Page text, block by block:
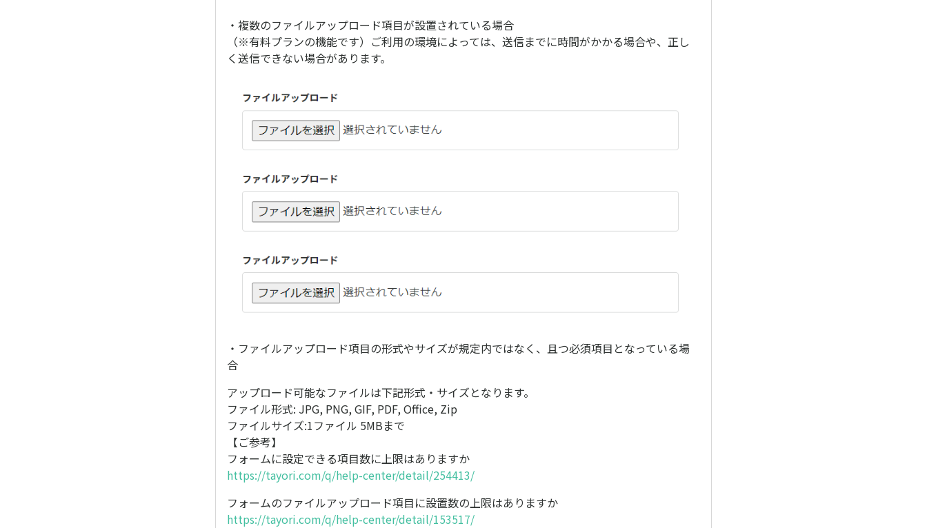
・複数のファイルアップロード項目が設置されている場合
（※有料プランの機能です）ご利用の環境によっては、送信までに時間がかかる場合や、正し
く送信できない場合があります。
・ファイルアップロード項目の形式やサイズが規定内ではなく、且つ必須項目となっている場
合
アップロード可能なファイルは下記形式・サイズとなります。
ファイル形式: JPG, PNG, GIF, PDF, Office, Zip
ファイルサイズ:1ファイル 5MBまで
【ご参考】
フォームに設定できる項目数に上限はありますか
https://tayori.com/q/help-center/detail/254413/
フォームのファイルアップロード項目に設置数の上限はありますか
https://tayori.com/q/help-center/detail/153517/